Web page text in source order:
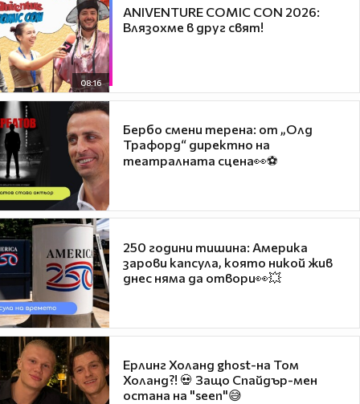
08:16
ANIVENTURE COMIC CON 2026:
Влязохме в друг свят!
Бербо смени терена: от „Олд
Трафорд“ директно на
театралната сцена👀⚽
250 години тишина: Америка
зарови капсула, която никой жив
днес няма да отвори👀💥
Ерлинг Холанд ghost-на Том
Холанд?! 💀 Защо Спайдър-мен
остана на "seen"😅